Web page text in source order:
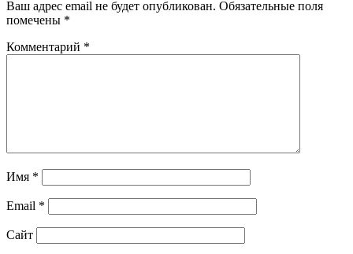
Ваш адрес email не будет опубликован. Обязательные поля
помечены *
Комментарий *
Имя *
Email *
Сайт